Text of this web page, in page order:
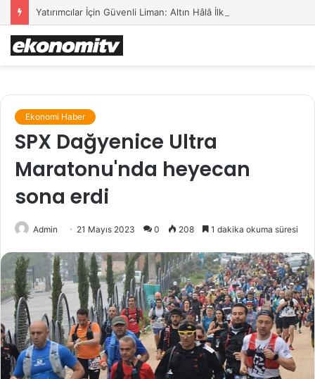
Yatırımcılar İçin Güvenli Liman: Altın Hâlâ İlk Sırada mı?
Ekonomi Haber
SPX Dağyenice Ultra
Maratonu'nda heyecan
sona erdi
Admin 21 Mayıs 2023 0 208 1 dakika okuma süresi